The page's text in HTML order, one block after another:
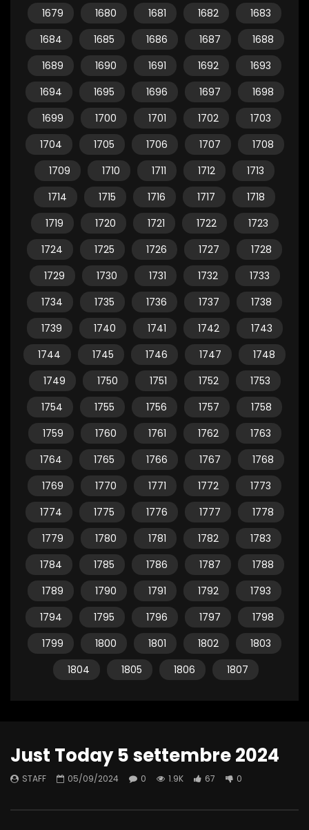
1679
1680 1681 1682
1683
1684
1685 1686 1687
1688
1689
1690 1691 1692
1693
1694
1695 1696 1697
1698
1699
1700 1701 1702
1703
1704
1705 1706 1707
1708
1709
1710 1711 1712
1713
1714
1715 1716 1717
1718
1719
1720 1721 1722
1723
1724
1725 1726 1727
1728
1729
1730 1731 1732
1733
1734
1735 1736 1737
1738
1739
1740 1741 1742
1743
1744
1745 1746 1747
1748
1749
1750 1751 1752
1753
1754
1755 1756 1757
1758
1759
1760 1761 1762
1763
1764
1765 1766 1767
1768
1769
1770 1771 1772
1773
1774
1775 1776 1777
1778
1779
1780 1781 1782
1783
1784
1785 1786 1787
1788
1789
1790 1791 1792
1793
1794
1795 1796 1797
1798
1799
1800 1801 1802
1803
1804
1805 1806 1807
Just Today 5 settembre 2024
STAFF 05/09/2024 0 1.9K 67 0